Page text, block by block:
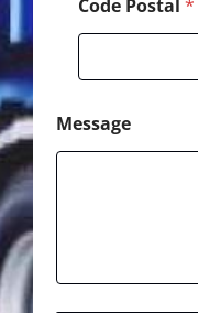
Code Postal *
Message